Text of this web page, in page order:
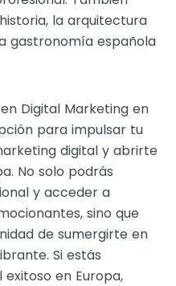
la arquitectura
gastronomía española
Digital Marketing en
para impulsar tu
digital y abrirte
No solo podrás
y acceder a
sino que
de sumergirte en
Si estás
en Europa,